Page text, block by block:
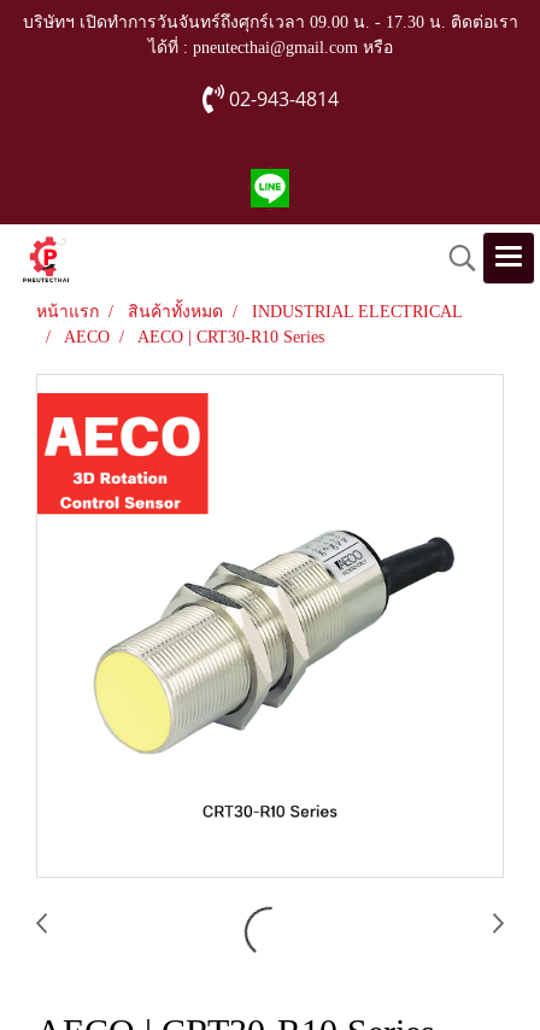
บริษัทฯ เปิดทำการวันจันทร์ถึงศุกร์เวลา 09.00 น. - 17.30 น. ติดต่อเรา
ได้ที่ : pneutecthai@gmail.com หรือ
02-943-4814
หน้าแรก สินค้าทั้งหมด
INDUSTRIAL ELECTRICAL
AECO
AECO | CRT30-R10 Series